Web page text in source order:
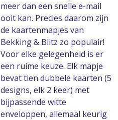
meer dan een snelle e-mail
ooit kan. Precies daarom zijn
de kaartenmapjes van
Bekking & Blitz zo populair!
Voor elke gelegenheid is er
een ruime keuze. Elk mapje
bevat tien dubbele kaarten (5
designs, elk 2 keer) met
bijpassende witte
enveloppen, allemaal keurig